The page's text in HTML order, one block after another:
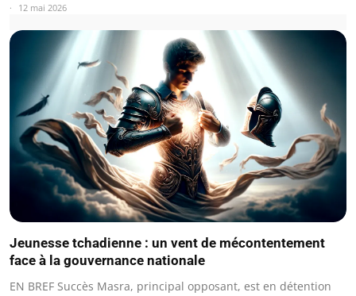
12 mai 2026
Jeunesse tchadienne : un vent de mécontentement
face à la gouvernance nationale
EN BREF Succès Masra, principal opposant, est en détention